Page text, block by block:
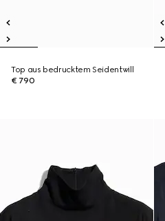
Top aus bedrucktem Seidentwill
€ 790